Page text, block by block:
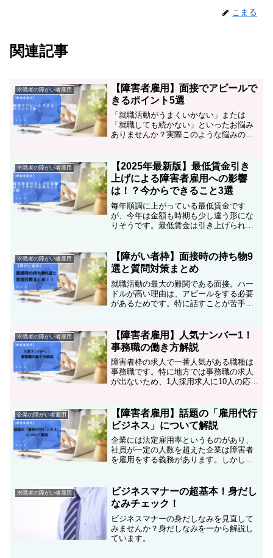
こまる
関連記事
求職者の障がい者雇用
【障害者雇用】面接でアピールで
きるポイント5選
「就職活動がうまくいかない」または
「就職しても続かない」といったお悩み
ありませんか？実際このような悩みのあ
れまで就職支援をする中数多く見てきま
した。特に障害のある方...
求職者の障がい者雇用
【2025年最新版】最低賃金引き
上げによる障害者雇用への影響
は！？今からできること3選
毎年順調に上がっている最低賃金です
が、今年は金額も時期も少し違う形にな
りそうです。最低賃金は引き上げられる
も・・・どんなことに気を付けたらいい
のか、今後の障害者の雇用にどう...
求職者の障がい者雇用
【障がい者枠】面接時の持ち物9
選と質問対策まとめ
就職活動の最大の難関である面接。ハー
ドルが高い理由は、アピールをする必要
があるためです。特に話すことが苦手、
とが、非常に重要になってきます。面接
の対策をせずに行くと、障...
求職者の障がい者雇用
【障害者雇用】人気ナンバー1！
事務職の働き方解説
障害者枠の求人で一番人気がある職種は
事務職です。特に地方では事務職の求人
が出ないため、1人採用求人に10人の応募
も高い求人でもあるのです。今回は障害
者雇用で事務職で働く...
企業の障がい者雇用
【障害者雇用】話題の「雇用代行
ビジネス」について解説
企業には法定雇用率というものがあり、
社員が一定の人数を超えた企業は障害者
を雇用をする義務があります。しかし、
整えることが難しくなります。そんな問
題を解消するために出来た...
求職者の障がい者雇用
ビジネスマナーの超基本！身だし
なみチェック！
ビジネスマナーの身だしなみを見直して
みませんか？身だしなみを一から解説し
ています。